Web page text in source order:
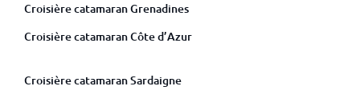
Croisière catamaran Grenadines
Croisière catamaran Côte d’Azur
Croisière catamaran Sardaigne